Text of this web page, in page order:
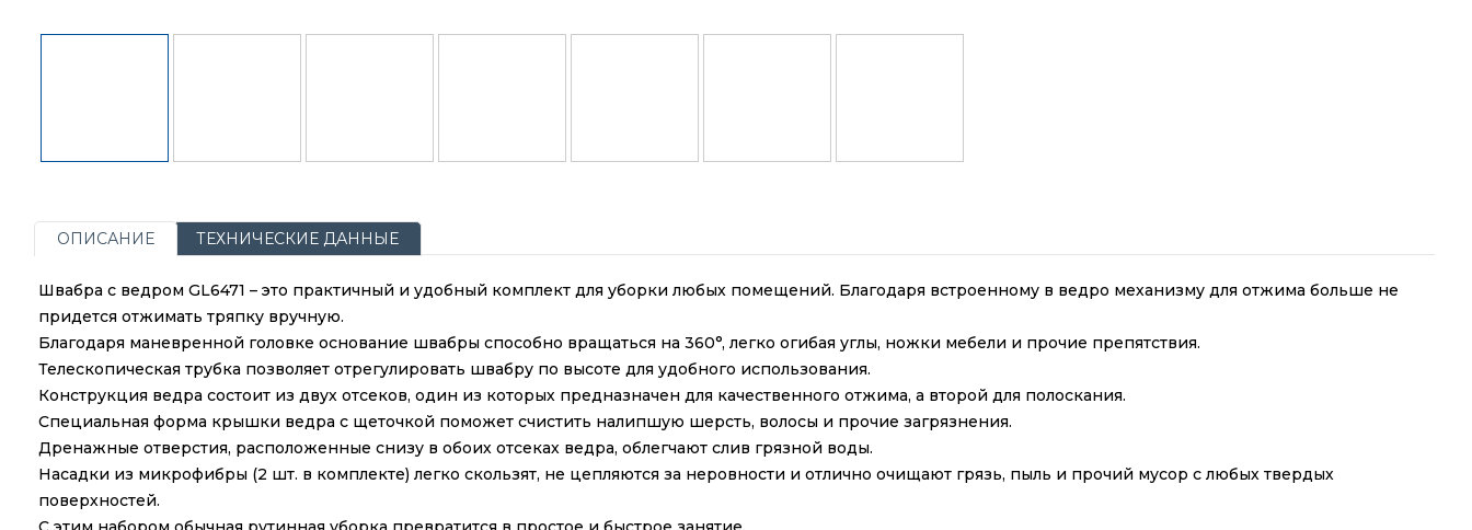
ОПИСАНИЕ ТЕХНИЧЕСКИЕ ДАННЫЕ
Швабра с ведром GL6471 – это практичный и удобный комплект для уборки любых помещений. Благодаря встроенному в ведро механизму для отжима больше не
придется отжимать тряпку вручную.
Благодаря маневренной головке основание швабры способно вращаться на 360°, легко огибая углы, ножки мебели и прочие препятствия.
Телескопическая трубка позволяет отрегулировать швабру по высоте для удобного использования.
Конструкция ведра состоит из двух отсеков, один из которых предназначен для качественного отжима, а второй для полоскания.
Специальная форма крышки ведра с щеточкой поможет счистить налипшую шерсть, волосы и прочие загрязнения.
Дренажные отверстия, расположенные снизу в обоих отсеках ведра, облегчают слив грязной воды.
Насадки из микрофибры (2 шт. в комплекте) легко скользят, не цепляются за неровности и отлично очищают грязь, пыль и прочий мусор с любых твердых
поверхностей.